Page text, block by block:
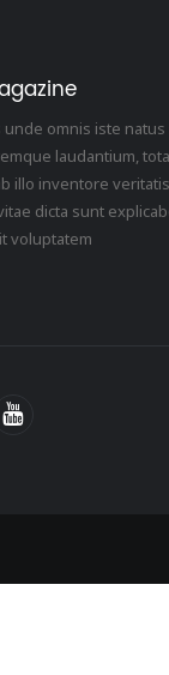
unde omnis iste
laudantium,
illo inventore
dicta sunt
voluptatem